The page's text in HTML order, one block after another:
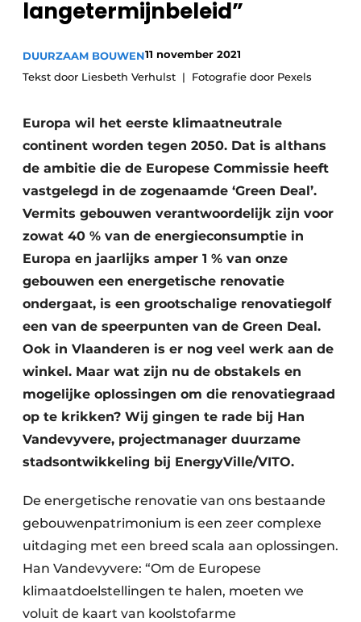
Vacature aanmelden
Video’s
Bedrijven
Bedrijven
Contact
Beton & Staalbouw
BIM
Evenementen
Dak & Gevel
Houtbouw
Interieurarchitectuur
Keukens
Renovatie
Software
Veiligheid & Opleiding
Zonwering
langetermijnbeleid”
DUURZAAM BOUWEN11 november 2021
Tekst door Liesbeth Verhulst
Fotografie door Pexels
Europa wil het eerste klimaatneutrale
continent worden tegen 2050. Dat is althans
de ambitie die de Europese Commissie heeft
vastgelegd in de zogenaamde ‘Green Deal’.
Vermits gebouwen verantwoordelijk zijn voor
zowat 40 % van de energieconsumptie in
Europa en jaarlijks amper 1 % van onze
gebouwen een energetische renovatie
ondergaat, is een grootschalige renovatiegolf
een van de speerpunten van de Green Deal.
Ook in Vlaanderen is er nog veel werk aan de
winkel. Maar wat zijn nu de obstakels en
mogelijke oplossingen om die renovatiegraad
op te krikken? Wij gingen te rade bij Han
Vandevyvere, projectmanager duurzame
stadsontwikkeling bij EnergyVille/VITO.
De energetische renovatie van ons bestaande
gebouwenpatrimonium is een zeer complexe
uitdaging met een breed scala aan oplossingen.
Han Vandevyvere: “Om de Europese
klimaatdoelstellingen te halen, moeten we
voluit de kaart van koolstofarme